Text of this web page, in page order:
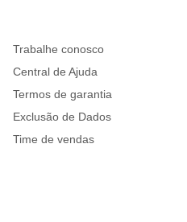
Trabalhe conosco
Central de Ajuda
Termos de garantia
Exclusão de Dados
Time de vendas